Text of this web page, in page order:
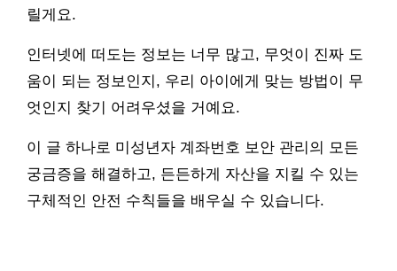
릴게요.
인터넷에 떠도는 정보는 너무 많고, 무엇이 진짜 도
움이 되는 정보인지, 우리 아이에게 맞는 방법이 무
엇인지 찾기 어려우셨을 거예요.
이 글 하나로 미성년자 계좌번호 보안 관리의 모든
궁금증을 해결하고, 든든하게 자산을 지킬 수 있는
구체적인 안전 수칙들을 배우실 수 있습니다.